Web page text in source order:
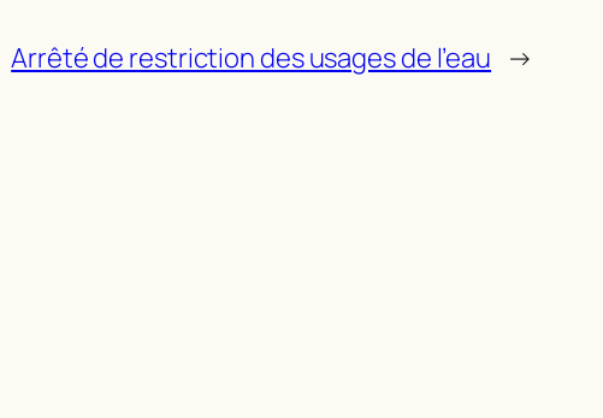
Arrêté de restriction des usages de l’eau →